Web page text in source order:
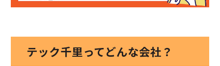
テック千里ってどんな会社？